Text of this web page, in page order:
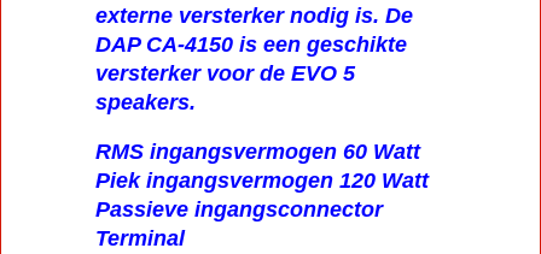
externe versterker nodig is. De
DAP CA-4150 is een geschikte
versterker voor de EVO 5
speakers.
RMS ingangsvermogen 60 Watt
Piek ingangsvermogen 120 Watt
Passieve ingangsconnector
Terminal